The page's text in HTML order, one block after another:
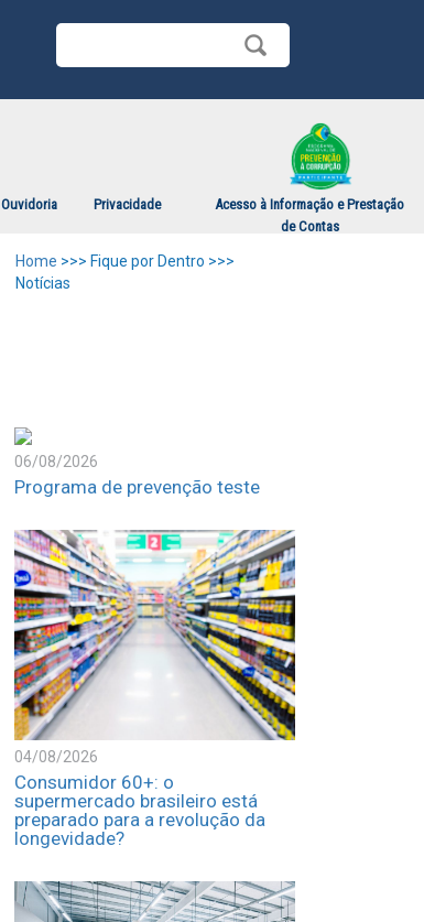
Ouvidoria Privacidade
Acesso à Informação e Prestação
de Contas
Home >>> Fique por Dentro >>>
Notícias
06/08/2026
Programa de prevenção teste
04/08/2026
Consumidor 60+: o
supermercado brasileiro está
preparado para a revolução da
longevidade?